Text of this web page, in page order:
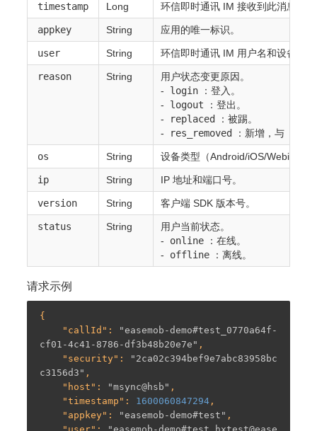
timestamp Long 环信即时通讯 IM 接收到此消息的
appkey String 应用的唯一标识。
user String 环信即时通讯 IM 用户名和设备
reason String
用户状态变更原因。
-
login
：登入。
-
logout
：登出。
-
replaced
：被踢。
-
res_removed ：新增，与
os String 设备类型（Android/iOS/Webim）。
ip String IP 地址和端口号。
version String 客户端 SDK 版本号。
status String
用户当前状态。
-
online
：在线。
-
offline ：离线。
请求示例
{
    "
callId ":
"easemob-demo#test_0770a64f-
cf01-4c41-8786-df3b48b20e7e" ,
    "
security":
"2ca02c394bef9e7abc83958bc
c3156d3" ,
    "
host ": "msync@hsb" ,
    "
timestamp ": 1600060847294 ,
    "
appkey": "easemob-demo#test" ,